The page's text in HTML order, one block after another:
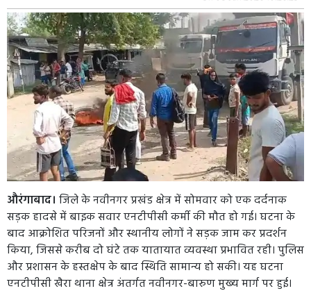
औरंगाबाद। जिले के नवीनगर प्रखंड क्षेत्र में सोमवार को एक दर्दनाक
सड़क हादसे में बाइक सवार एनटीपीसी कर्मी की मौत हो गई। घटना के
बाद आक्रोशित परिजनों और स्थानीय लोगों ने सड़क जाम कर प्रदर्शन
किया, जिससे करीब दो घंटे तक यातायात व्यवस्था प्रभावित रही। पुलिस
और प्रशासन के हस्तक्षेप के बाद स्थिति सामान्य हो सकी। यह घटना
एनटीपीसी खैरा थाना क्षेत्र अंतर्गत नवीनगर-बारुण मुख्य मार्ग पर हुई।